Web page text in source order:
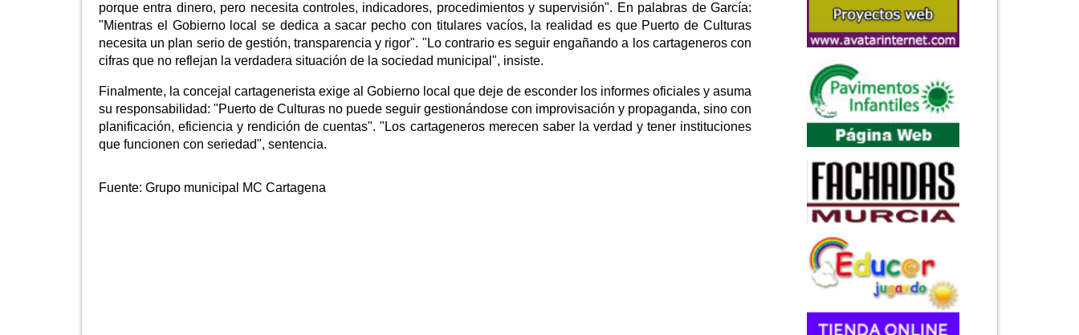
porque entra dinero, pero necesita controles, indicadores, procedimientos y supervisión". En palabras de García:
"Mientras el Gobierno local se dedica a sacar pecho con titulares vacíos, la realidad es que Puerto de Culturas
necesita un plan serio de gestión, transparencia y rigor". "Lo contrario es seguir engañando a los cartageneros con
cifras que no reflejan la verdadera situación de la sociedad municipal", insiste.
Finalmente, la concejal cartagenerista exige al Gobierno local que deje de esconder los informes oficiales y asuma
su responsabilidad: "Puerto de Culturas no puede seguir gestionándose con improvisación y propaganda, sino con
planificación, eficiencia y rendición de cuentas". "Los cartageneros merecen saber la verdad y tener instituciones
que funcionen con seriedad", sentencia.
Fuente: Grupo municipal MC Cartagena